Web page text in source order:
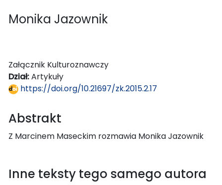
Monika Jazownik
Załącznik Kulturoznawczy
Dział:Artykuły
https://doi.org/10.21697/zk.2015.2.17
Abstrakt
Z Marcinem Maseckim rozmawia Monika Jazownik
Inne teksty tego samego autora